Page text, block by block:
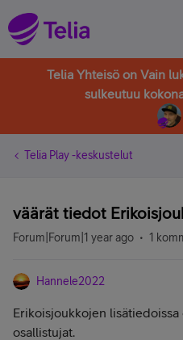
Telia Yhteisö on Vain
sulkeutuu
Telia Play -keskustelut
väärät tiedot
Forum|Forum|1 year ago 1
Hannele2022
Erikoisjoukkojen lisätiedoissa
osallistujat.